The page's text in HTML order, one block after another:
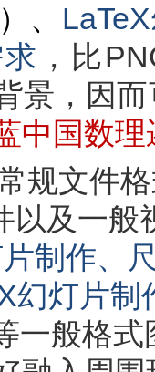
、
，比
景，因
中国数
规文件
以及一般
制作、
幻灯片制
一般格